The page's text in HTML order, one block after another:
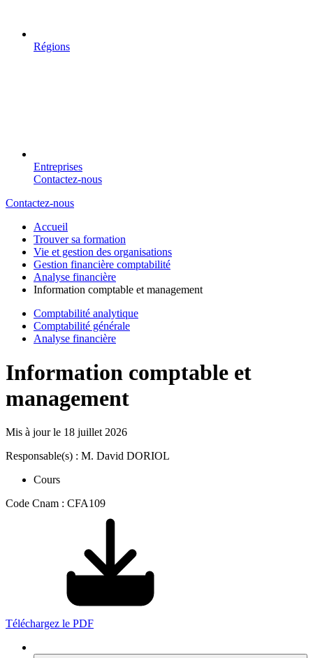
Régions
Entreprises
Contactez-nous
Contactez-nous
Accueil
Trouver sa formation
Vie et gestion des organisations
Gestion financière comptabilité
Analyse financière
Information comptable et management
Comptabilité analytique
Comptabilité générale
Analyse financière
Information comptable et
management
Mis à jour le 18 juillet 2026
Responsable(s) : M. David DORIOL
Cours
Code Cnam : CFA109
Téléchargez le PDF